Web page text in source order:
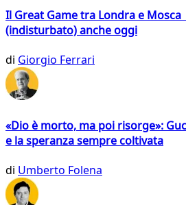
Il Great Game tra Londra e
(indisturbato) anche oggi
di Giorgio Ferrari
«Dio è morto, ma poi risorge»:
e la speranza sempre coltivata
di Umberto Folena